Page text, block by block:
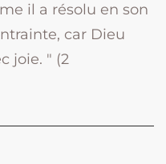
il a résolu en son
car Dieu
joie. " (2